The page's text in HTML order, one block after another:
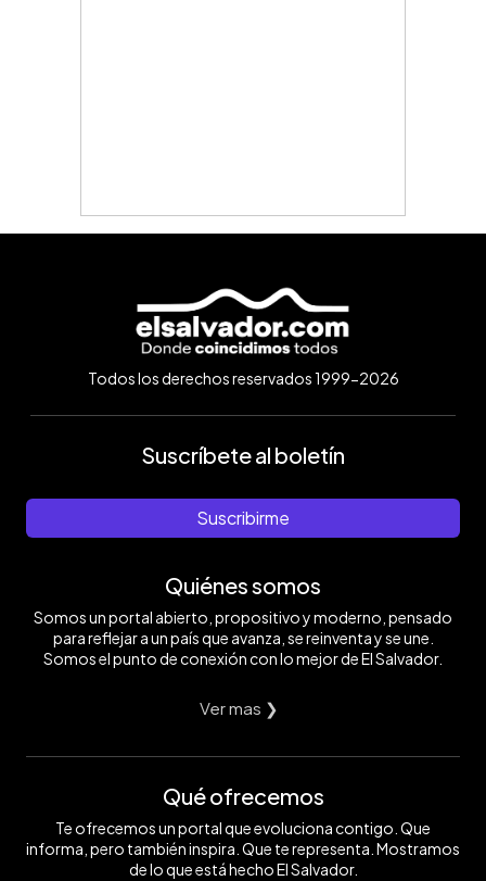
Todos los derechos reservados 1999-2026
Suscríbete al boletín
Suscribirme
Quiénes somos
Somos un portal abierto, propositivo y moderno, pensado
para reflejar a un país que avanza, se reinventa y se une.
Somos el punto de conexión con lo mejor de El Salvador.
Ver mas ❯
Qué ofrecemos
Te ofrecemos un portal que evoluciona contigo. Que
informa, pero también inspira. Que te representa. Mostramos
de lo que está hecho El Salvador.